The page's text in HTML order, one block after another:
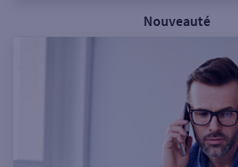
Nouveauté